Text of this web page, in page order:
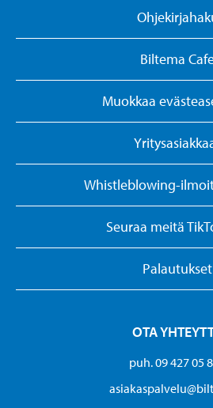
Biltema
Muokkaa
Whistleblowing-
Seuraa meitä
Palautukset
OTA
puh. 09 427 05